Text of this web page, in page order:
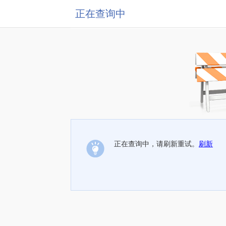
正在查询中
正在查询中，请刷新重试。 刷新